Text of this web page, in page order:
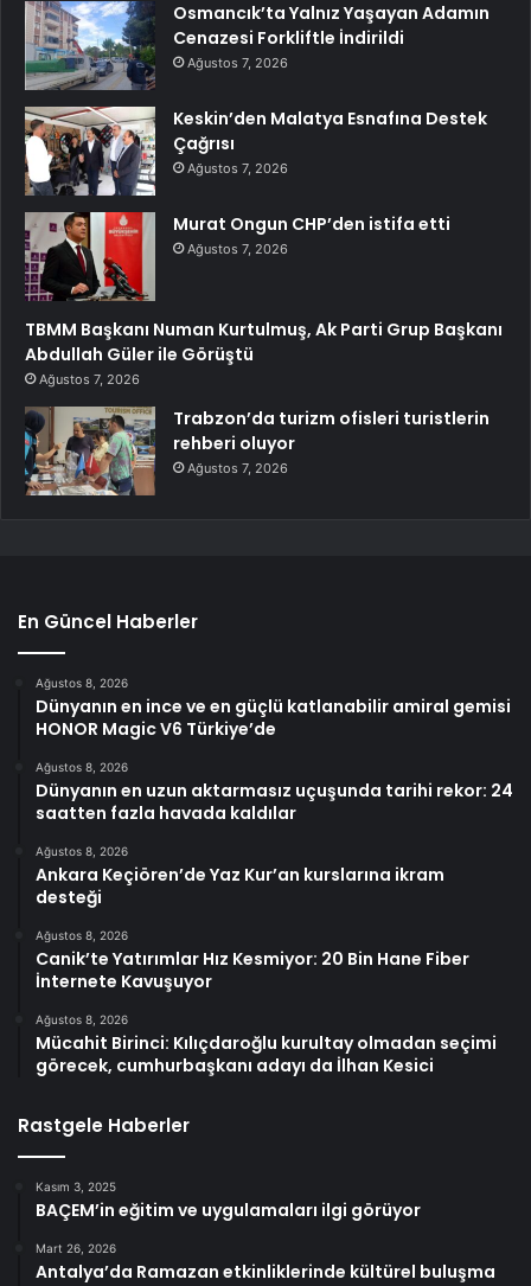
Osmancık’ta Yalnız Yaşayan Adamın
Cenazesi Forkliftle İndirildi
Ağustos 7, 2026
Keskin’den Malatya Esnafına Destek
Çağrısı
Ağustos 7, 2026
Murat Ongun CHP’den istifa etti
Ağustos 7, 2026
TBMM Başkanı Numan Kurtulmuş, Ak Parti Grup Başkanı
Abdullah Güler ile Görüştü
Ağustos 7, 2026
Trabzon’da turizm ofisleri turistlerin
rehberi oluyor
Ağustos 7, 2026
En Güncel Haberler
Ağustos 8, 2026
Dünyanın en ince ve en güçlü katlanabilir amiral gemisi
HONOR Magic V6 Türkiye’de
Ağustos 8, 2026
Dünyanın en uzun aktarmasız uçuşunda tarihi rekor: 24
saatten fazla havada kaldılar
Ağustos 8, 2026
Ankara Keçiören’de Yaz Kur’an kurslarına ikram
desteği
Ağustos 8, 2026
Canik’te Yatırımlar Hız Kesmiyor: 20 Bin Hane Fiber
İnternete Kavuşuyor
Ağustos 8, 2026
Mücahit Birinci: Kılıçdaroğlu kurultay olmadan seçimi
görecek, cumhurbaşkanı adayı da İlhan Kesici
Rastgele Haberler
Kasım 3, 2025
BAÇEM’in eğitim ve uygulamaları ilgi görüyor
Mart 26, 2026
Antalya’da Ramazan etkinliklerinde kültürel buluşma